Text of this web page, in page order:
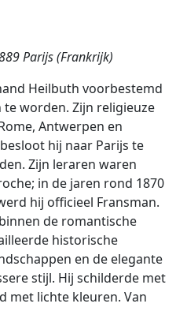
Parijs (Frankrijk)
Heilbuth voorbestemd
worden. Zijn religieuze
Antwerpen en
hij naar Parijs te
Zijn leraren waren
in de jaren rond 1870
hij officieel Fransman.
de romantische
historische
en de elegante
stijl. Hij schilderde met
met lichte kleuren. Van